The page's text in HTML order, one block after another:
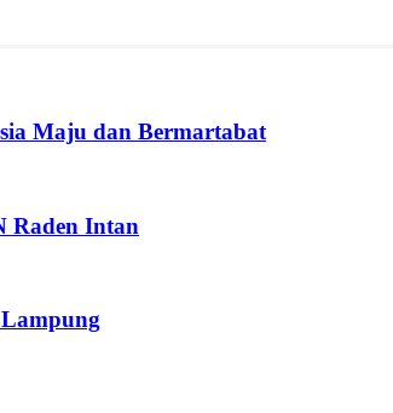
Maju dan Bermartabat
Raden Intan